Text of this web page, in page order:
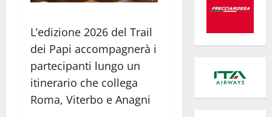
L’edizione 2026 del Trail
dei Papi accompagnerà i
partecipanti lungo un
itinerario che collega
Roma, Viterbo e Anagni